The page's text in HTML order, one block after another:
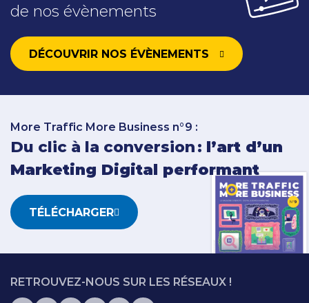
de nos évènements
DÉCOUVRIR NOS ÉVÈNEMENTS
More Traffic More Business n°9 :
Du clic à la conversion : l’art d’un
Marketing Digital performant
TÉLÉCHARGER
RETROUVEZ-NOUS SUR LES RÉSEAUX !